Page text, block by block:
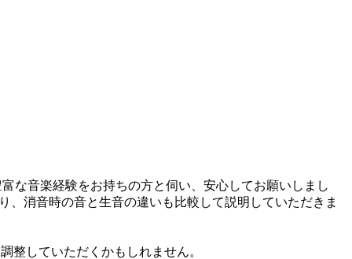
な音楽経験をお持ちの方と伺い、安心してお願いしまし
消音時の音と生音の違いも比較して説明していただきま
整していただくかもしれません。